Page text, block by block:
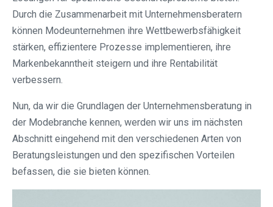
Durch die Zusammenarbeit mit Unternehmensberatern
können Modeunternehmen ihre Wettbewerbsfähigkeit
stärken, effizientere Prozesse implementieren, ihre
Markenbekanntheit steigern und ihre Rentabilität
verbessern.
Nun, da wir die Grundlagen der Unternehmensberatung in
der Modebranche kennen, werden wir uns im nächsten
Abschnitt eingehend mit den verschiedenen Arten von
Beratungsleistungen und den spezifischen Vorteilen
befassen, die sie bieten können.